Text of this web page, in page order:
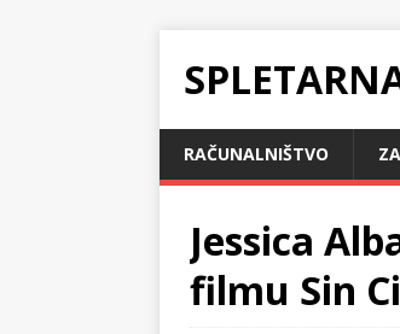
RAČUNALNIŠTVO
Jessica
filmu Sin